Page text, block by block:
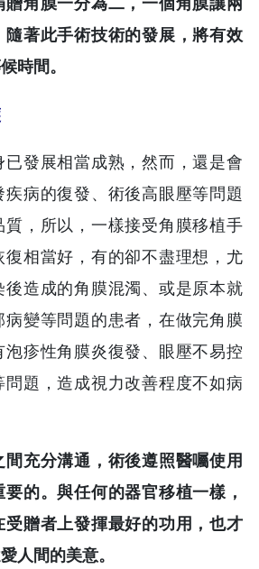
隨著此手術技術的發展，將有效
時間。
發展相當成熟，然而，還是會
病的復發、術後高眼壓等問題
質，所以，一樣接受角膜移植手
復相當好，有的卻不盡理想，尤
後造成的角膜混濁、或是原本就
變等問題的患者，在做完角膜
疹性角膜炎復發、眼壓不易控
題，造成視力改善程度不如病
間充分溝通，術後遵照醫囑使用
的。與任何的器官移植一樣，
受贈者上發揮最好的功用，也才
人間的美意。